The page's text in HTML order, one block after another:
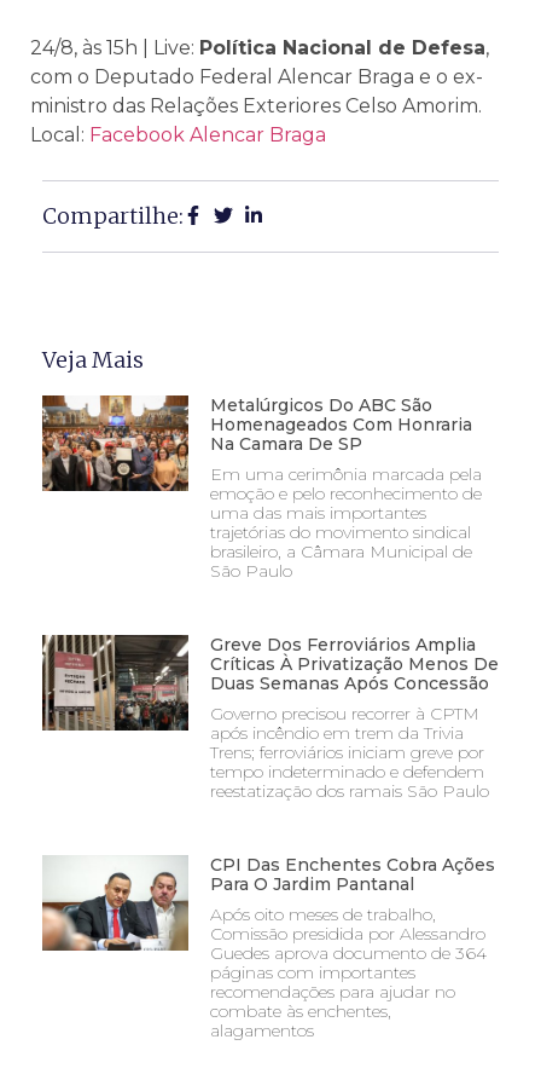
24/8, às 15h | Live: Política Nacional de Defesa,
com o Deputado Federal Alencar Braga e o ex-
ministro das Relações Exteriores Celso Amorim.
Local: Facebook Alencar Braga
Compartilhe:
Veja Mais
Metalúrgicos Do ABC São
Homenageados Com Honraria
Na Camara De SP
Em uma cerimônia marcada pela
emoção e pelo reconhecimento de
uma das mais importantes
trajetórias do movimento sindical
brasileiro, a Câmara Municipal de
São Paulo
Greve Dos Ferroviários Amplia
Críticas À Privatização Menos De
Duas Semanas Após Concessão
Governo precisou recorrer à CPTM
após incêndio em trem da Trivia
Trens; ferroviários iniciam greve por
tempo indeterminado e defendem
reestatização dos ramais São Paulo
CPI Das Enchentes Cobra Ações
Para O Jardim Pantanal
Após oito meses de trabalho,
Comissão presidida por Alessandro
Guedes aprova documento de 364
páginas com importantes
recomendações para ajudar no
combate às enchentes,
alagamentos